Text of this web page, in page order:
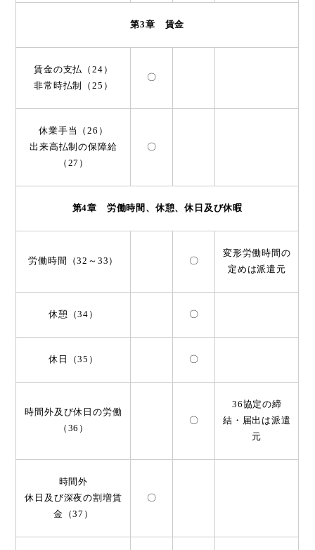
第3章 賃金
賃金の支払（24）
非常時払制（25）
〇
休業手当（26）
出来高払制の保障給
（27）
〇
第4章 労働時間、休憩、休日及び休暇
労働時間（32～33） 〇
変形労働時間の
定めは派遣元
休憩（34） 〇
休日（35） 〇
時間外及び休日の労働
（36）
〇
36協定の締
結・届出は派遣
元
時間外
休日及び深夜の割増賃
金（37）
〇